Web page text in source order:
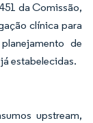
da Comissão,
clínica para
de
estabelecidas.
upstream,